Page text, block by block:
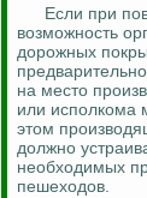
Если при
возможность
дорожных
на место
или исполкома
этом
должно
необходимых
пешеходов.